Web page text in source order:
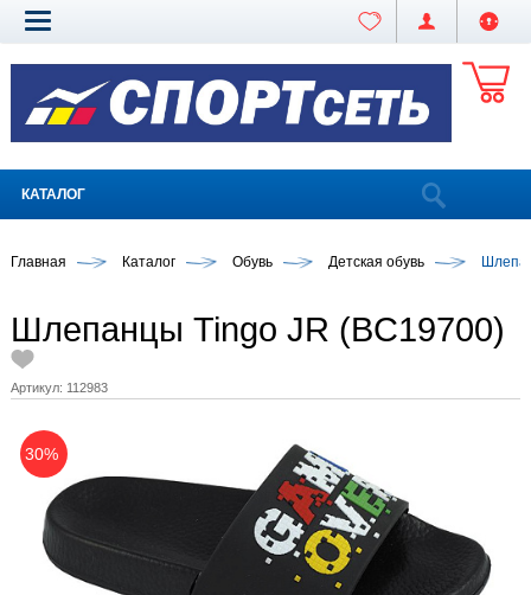
КАТАЛОГ
Главная Каталог Обувь Детская обувь
Шлепанцы Tingo JR (BC19700)
Артикул: 112983
30%